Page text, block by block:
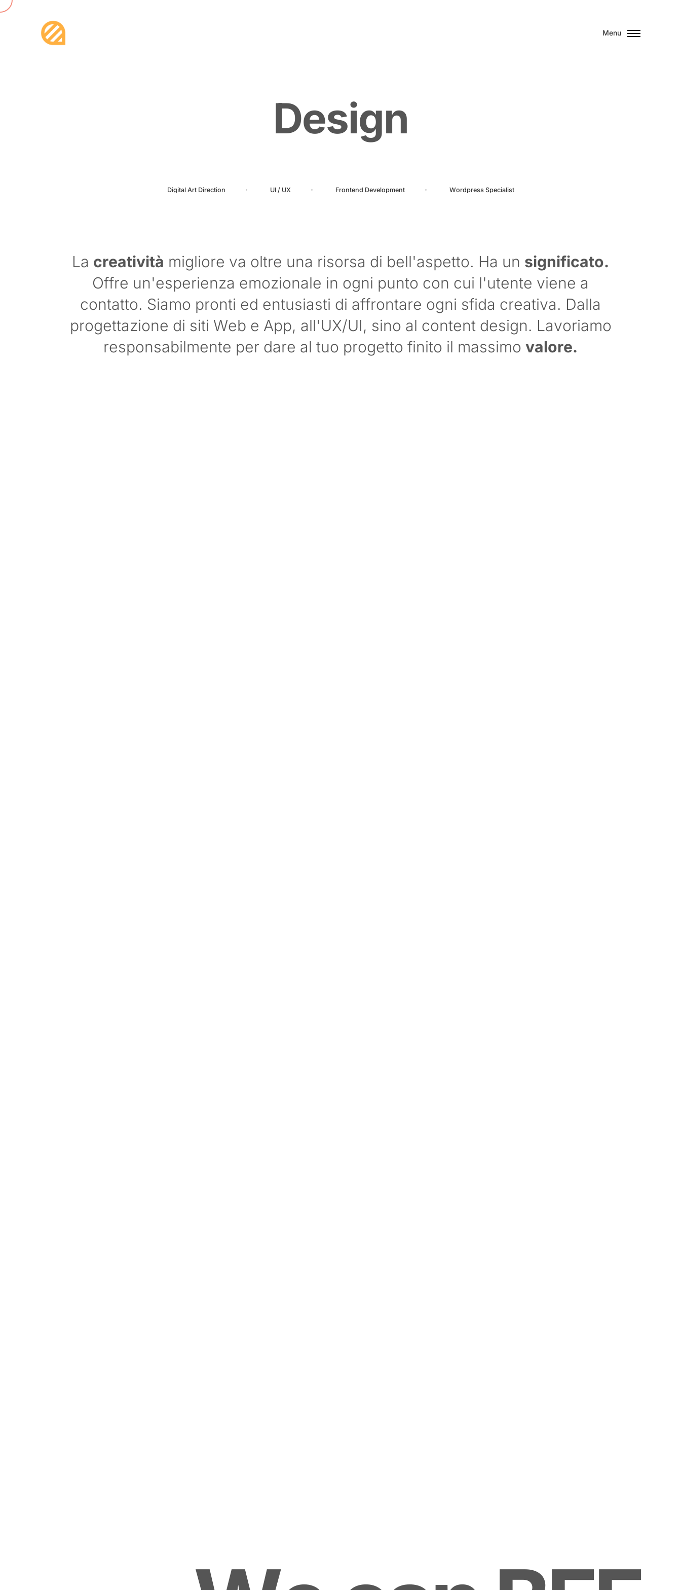
Menu
Design
Digital Art Direction UI / UX Frontend Development Wordpress Specialist
La creatività migliore va oltre una risorsa di bell'aspetto. Ha un significato.
Offre un'esperienza emozionale in ogni punto con cui l'utente viene a
contatto. Siamo pronti ed entusiasti di affrontare ogni sfida creativa. Dalla
progettazione di siti Web e App, all'UX/UI, sino al content design. Lavoriamo
responsabilmente per dare al tuo progetto finito il massimo valore.